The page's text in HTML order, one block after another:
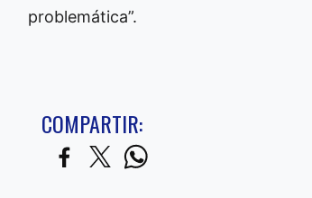
problemática”.
COMPARTIR: